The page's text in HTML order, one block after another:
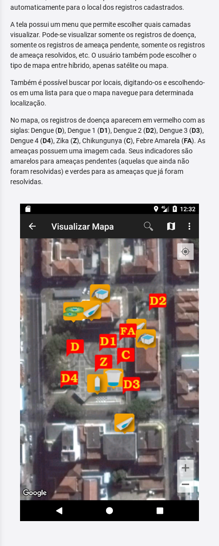
automaticamente para o local dos registros cadastrados.
A tela possui um menu que permite escolher quais camadas
visualizar. Pode-se visualizar somente os registros de doença,
somente os registros de ameaça pendente, somente os registros
de ameaça resolvidos, etc. O usuário também pode escolher o
tipo de mapa entre híbrido, apenas satélite ou mapa.
Também é possível buscar por locais, digitando-os e escolhendo-
os em uma lista para que o mapa navegue para determinada
localização.
No mapa, os registros de doença aparecem em vermelho com as
siglas: Dengue (D), Dengue 1 (D1), Dengue 2 (D2), Dengue 3 (D3),
Dengue 4 (D4), Zika (Z), Chikungunya (C), Febre Amarela (FA). As
ameaças possuem uma imagem cada. Seus indicadores são
amarelos para ameaças pendentes (aquelas que ainda não
foram resolvidas) e verdes para as ameaças que já foram
resolvidas.